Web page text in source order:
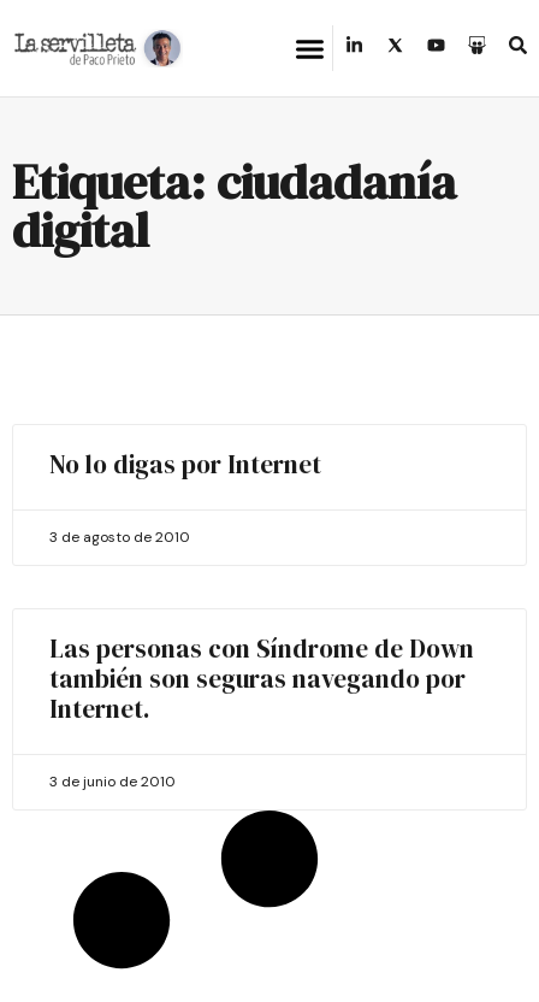
Etiqueta: ciudadanía
digital
No lo digas por Internet
3 de agosto de 2010
Las personas con Síndrome de Down
también son seguras navegando por
Internet.
3 de junio de 2010